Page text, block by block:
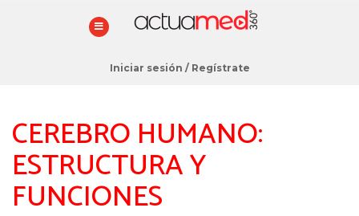
Iniciar sesión / Regístrate
CEREBRO HUMANO:
ESTRUCTURA Y
FUNCIONES